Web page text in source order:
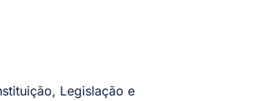
Legislação e